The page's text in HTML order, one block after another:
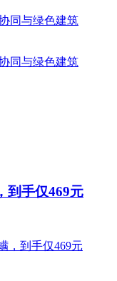
到手仅469元